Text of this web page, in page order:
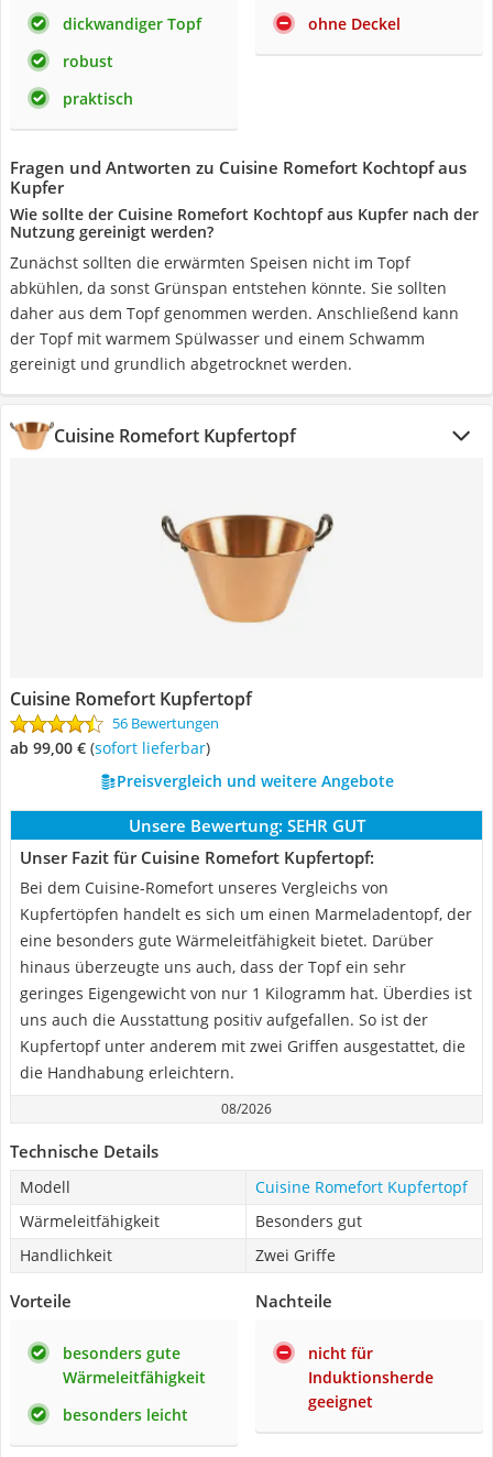
dickwandiger Topf
robust
praktisch
ohne Deckel
Fragen und Antworten zu Cuisine Romefort Kochtopf aus
Kupfer
Wie sollte der Cuisine Romefort Kochtopf aus Kupfer nach der
Nutzung gereinigt werden?
Zunächst sollten die erwärmten Speisen nicht im Topf
abkühlen, da sonst Grünspan entstehen könnte. Sie sollten
daher aus dem Topf genommen werden. Anschließend kann
der Topf mit warmem Spülwasser und einem Schwamm
gereinigt und grundlich abgetrocknet werden.
Cuisine Romefort Kupfertopf
Cuisine Romefort Kupfertopf
56 Bewertungen
ab 99,00 € ( Sofort lieferbar)
Preisvergleich und weitere Angebote
Unsere Bewertung: SEHR GUT
Unser Fazit für Cuisine Romefort Kupfertopf:
Bei dem Cuisine-Romefort unseres Vergleichs von
Kupfertöpfen handelt es sich um einen Marmeladentopf, der
eine besonders gute Wärmeleitfähigkeit bietet. Darüber
hinaus überzeugte uns auch, dass der Topf ein sehr
geringes Eigengewicht von nur 1 Kilogramm hat. Überdies ist
uns auch die Ausstattung positiv aufgefallen. So ist der
Kupfertopf unter anderem mit zwei Griffen ausgestattet, die
die Handhabung erleichtern.
08/2026
Technische Details
Modell
Cuisine Romefort Kupfertopf
Wärmeleitfähigkeit
Besonders gut
Handlichkeit
Zwei Griffe
Vorteile
besonders gute
Wärmeleitfähigkeit
besonders leicht
Nachteile
nicht für
Induktionsherde
geeignet